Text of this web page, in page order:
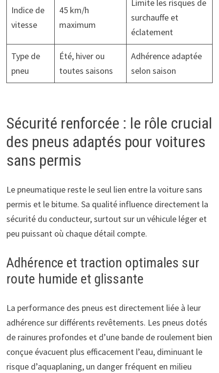
Indice de
vitesse
45 km/h
maximum
Limite les risques de
surchauffe et
éclatement
Type de
pneu
Été, hiver ou
toutes saisons
Adhérence adaptée
selon saison
Sécurité renforcée : le rôle crucial
des pneus adaptés pour voitures
sans permis
Le pneumatique reste le seul lien entre la voiture sans
permis et le bitume. Sa qualité influence directement la
sécurité du conducteur, surtout sur un véhicule léger et
peu puissant où chaque détail compte.
Adhérence et traction optimales sur
route humide et glissante
La performance des pneus est directement liée à leur
adhérence sur différents revêtements. Les pneus dotés
de rainures profondes et d’une bande de roulement bien
conçue évacuent plus efficacement l’eau, diminuant le
risque d’aquaplaning, un danger fréquent en milieu